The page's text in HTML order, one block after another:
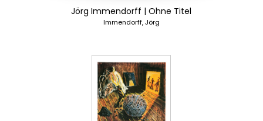
Jörg Immendorff | Ohne Titel
Immendorff, Jörg